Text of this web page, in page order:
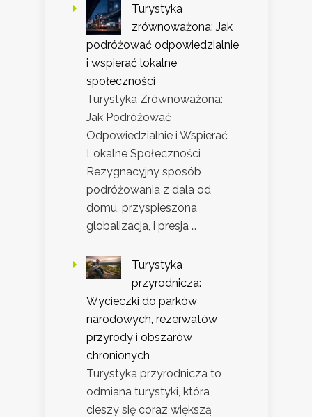
Turystyka
zrównoważona: Jak
podróżować odpowiedzialnie
i wspierać lokalne
społeczności
Turystyka Zrównoważona:
Jak Podróżować
Odpowiedzialnie i Wspierać
Lokalne Społeczności
Rezygnacyjny sposób
podróżowania z dala od
domu, przyspieszona
globalizacja, i presja …
Turystyka
przyrodnicza:
Wycieczki do parków
narodowych, rezerwatów
przyrody i obszarów
chronionych
Turystyka przyrodnicza to
odmiana turystyki, która
cieszy się coraz większą